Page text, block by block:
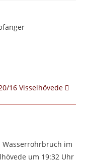
16 Visselhövede
Wasserrohrbruch im
um 19:32 Uhr